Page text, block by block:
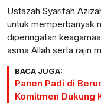
Ustazah Syarifah
untuk memperbanyak
diperingatan
asma Allah serta rajin
BACA JUGA:
Panen Padi di
Komitmen Dukung